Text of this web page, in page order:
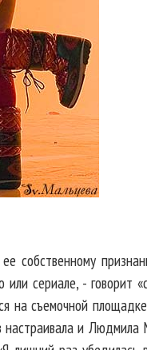
собственному
сериале, - говорит
на съемочной
настраивала и Людмила